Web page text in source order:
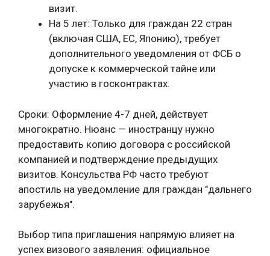
визит.
На 5 лет: Только для граждан 22 стран
(включая США, ЕС, Японию), требует
дополнительного уведомления от ФСБ о
допуске к коммерческой тайне или
участию в госконтрактах.
Сроки: Оформление 4-7 дней, действует
многократно. Нюанс — иностранцу нужно
предоставить копию договора с российской
компанией и подтверждение предыдущих
визитов. Консульства РФ часто требуют
апостиль на уведомление для граждан "дальнего
зарубежья".
Выбор типа приглашения напрямую влияет на
успех визового заявления: официальное